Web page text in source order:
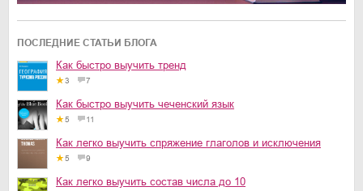
ПОСЛЕДНИЕ СТАТЬИ БЛОГА
Как быстро выучить тренд
3 7
Как быстро выучить чеченский язык
5 11
Как легко выучить спряжение глаголов и исключения
5 9
Как легко выучить состав числа до 10